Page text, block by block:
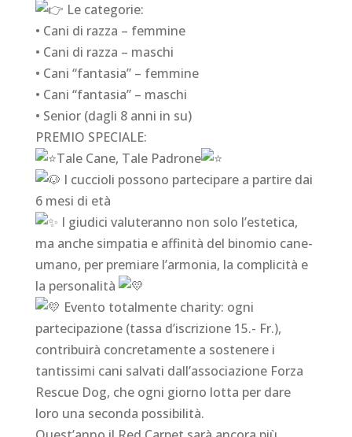
Le categorie:
• Cani di razza – femmine
• Cani di razza – maschi
• Cani “fantasia” – femmine
• Cani “fantasia” – maschi
• Senior (dagli 8 anni in su)
PREMIO SPECIALE:
Tale Cane, Tale Padrone
I cuccioli possono partecipare a partire dai
6 mesi di età
I giudici valuteranno non solo l’estetica,
ma anche simpatia e affinità del binomio cane-
umano, per premiare l’armonia, la complicità e
la personalità
Evento totalmente charity: ogni
partecipazione (tassa d’iscrizione 15.- Fr.),
contribuirà concretamente a sostenere i
tantissimi cani salvati dall’associazione Forza
Rescue Dog, che ogni giorno lotta per dare
loro una seconda possibilità.